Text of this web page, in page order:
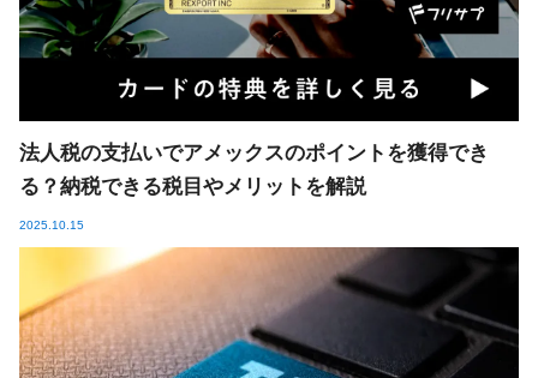
法人税の支払いでアメックスのポイントを獲得でき
る？納税できる税目やメリットを解説
2025.10.15